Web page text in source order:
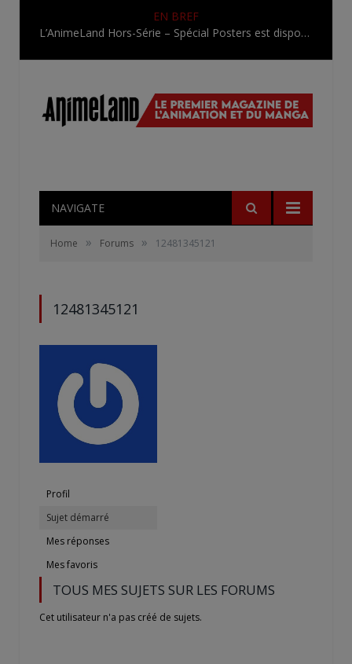
EN BREF
L’AnimeLand Hors-Série – Spécial Posters est disponible !
NAVIGATE
Home » Forums » 12481345121
12481345121
Profil
Sujet démarré
Mes réponses
Mes favoris
TOUS MES SUJETS SUR LES FORUMS
Cet utilisateur n'a pas créé de sujets.